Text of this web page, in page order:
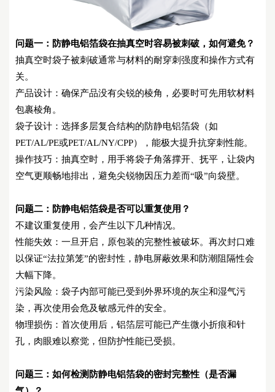
问题一： 防静电铝箔袋在抽真空时容易被刺破，如何避免？
抽真空时袋子被刺破通常与材料的耐穿刺强度和操作方式有
关。
产品设计：确保产品没有尖锐的棱角，必要时可先用软材料
包裹棱角。
袋子设计：选择多层复合结构的防静电铝箔袋（如
PET/AL/PE或PET/AL/NY/CPP），能极大提升抗穿刺性能。
操作技巧：抽真空时，用手将袋子角落撑开、抚平，让袋内
空气更顺畅地排出，避免尖锐物因压力差而“吸”向袋壁。
问题二： 防静电铝箔袋是否可以重复使用？
不建议重复使用，会产生以下几种情况。
性能失效：一旦开启，原包装的完整性被破坏。再次封口难
以保证“法拉第笼”的密封性，静电屏蔽效果和防潮阻隔性会
大幅下降。
污染风险：袋子内部可能已受到外界环境的灰尘和湿气污
染，再次使用会危及敏感元件的安全。
物理损伤：首次使用后，铝箔层可能已产生微小折痕和针
孔，肉眼难以察觉，但防护性能已受损。
问题三： 如何检测防静电铝箔袋的密封完整性（是否漏